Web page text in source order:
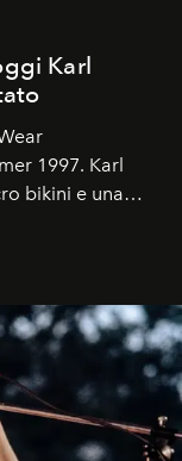
Karl
1997. Karl
bikini e una
Trent'anni dopo,
che abbiamo.